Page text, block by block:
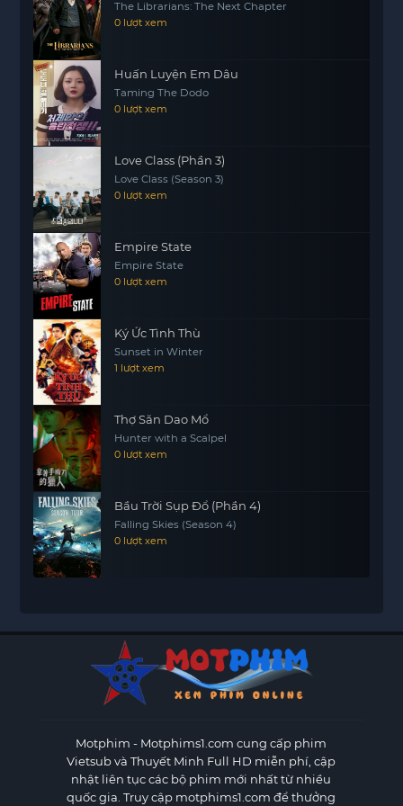
cô đơn và áp lực mà anh phải gánh chịu.
Với một cốt
nhân vật được xây dựng kỹ lưỡng, bộ phim hứa
hẹn sẽ mang đến những giây phút kịch tính và
những cảm xúc sâu sắc. Hãy cùng theo dõi hành
trình của vị thanh tra trong nỗ lực tìm kiếm công
lý và sự thật trong “Thanh Tra Hole”.
The Librarians: The Next Chapter
0 lượt xem
Huấn Luyện Em Dâu
Taming The Dodo
0 lượt xem
Love Class (Phần 3)
Love Class (Season 3)
0 lượt xem
Empire State
Empire State
0 lượt xem
Ký Ức Tình Thù
Sunset in Winter
1 lượt xem
Thợ Săn Dao Mổ
Hunter with a Scalpel
0 lượt xem
Bầu Trời Sụp Đổ (Phần 4)
Falling Skies (Season 4)
0 lượt xem
Motphim - Motphims1.com cung cấp phim
Vietsub và Thuyết Minh Full HD miễn phí, cập
nhật liên tục các bộ phim mới nhất từ nhiều
quốc gia. Truy cập motphims1.com để thưởng